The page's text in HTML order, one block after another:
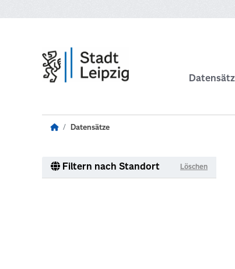
Datensätze
Filtern nach Standort Löschen